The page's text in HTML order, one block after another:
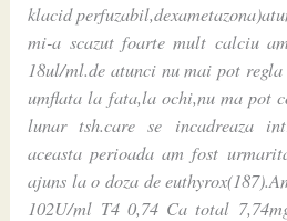
klacid
mi-a scazut foarte mult calciu
18ul/ml.de atunci nu mai pot
umflata la fata,la ochi,nu ma pot
lunar tsh.care se incadreaza
aceasta perioada am fost
ajuns la o doza de
102U/ml T4 0,74 Ca total